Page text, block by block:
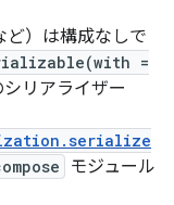
ど）は構成なしで
=
リアライザー
モジュール